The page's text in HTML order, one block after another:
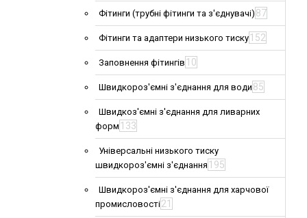
Фітинги (трубні фітинги та з'єднувачі) 87
Фітинги та адаптери низького тиску 152
Заповнення фітингів 10
Швидкороз'ємні з'єднання для води 85
Швидкоз'ємні з'єднання для ливарних
форм 133
Універсальні низького тиску
швидкороз'ємні з'єднання 195
Швидкороз'ємні з'єднання для харчової
промисловості21